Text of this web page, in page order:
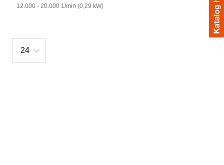
12.000 - 20.000 1/min (0,29 kW)